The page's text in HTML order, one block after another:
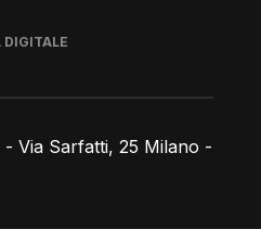
Via Sarfatti, 25 Milano -
DIGITALE